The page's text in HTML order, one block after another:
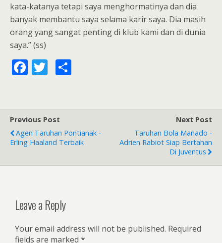
kata-katanya tetapi saya menghormatinya dan dia
banyak membantu saya selama karir saya. Dia masih
orang yang sangat penting di klub kami dan di dunia
saya.” (ss)
F
b
o
o
k
T
er
Previous Post
Agen Taruhan Pontianak -
Erling Haaland Terbaik
Next Post
Taruhan Bola Manado -
Adrien Rabiot Siap Bertahan
Di Juventus
Leave a Reply
Your email address will not be published. Required
fields are marked *